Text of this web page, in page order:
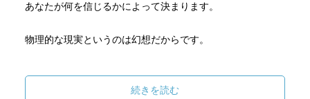
あなたが何を信じるかによって決まります。
物理的な現実というのは幻想だからです。
続きを読む